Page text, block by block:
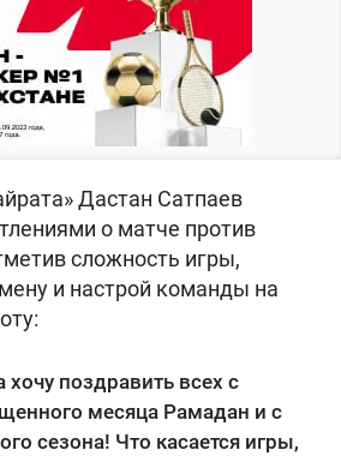
Дастан Сатпаев
о матче против
сложность игры,
и настрой команды на
поздравить всех с
месяца Рамадан и с
сезона! Что касается игры,